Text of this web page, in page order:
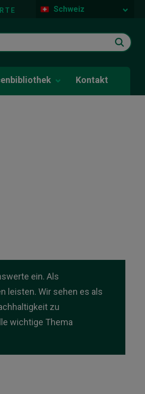
Schweiz
Kontakt
ein. Als
leisten. Wir sehen es als
zu
wichtige Thema